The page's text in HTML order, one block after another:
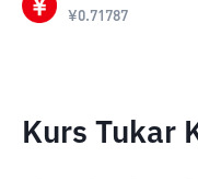
¥0.71787
Kurs Tukar